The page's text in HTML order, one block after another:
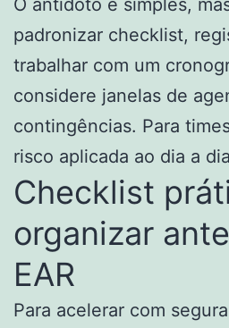
padronizar checklist,
trabalhar com um
considere janelas de
contingências. Para
risco aplicada ao dia a
Checklist
organizar
EAR
Para acelerar com